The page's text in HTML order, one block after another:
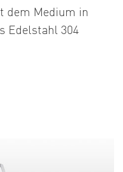
dem Medium in
Edelstahl 304